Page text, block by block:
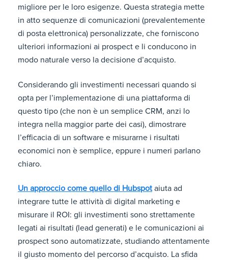
migliore per le loro esigenze. Questa strategia mette
in atto sequenze di comunicazioni (prevalentemente
di posta elettronica) personalizzate, che forniscono
ulteriori informazioni ai prospect e li conducono in
modo naturale verso la decisione d’acquisto.
Considerando gli investimenti necessari quando si
opta per l’implementazione di una piattaforma di
questo tipo (che non è un semplice CRM, anzi lo
integra nella maggior parte dei casi), dimostrare
l’efficacia di un software e misurarne i risultati
economici non è semplice, eppure i numeri parlano
chiaro.
Un approccio come quello di Hubspotaiuta ad
integrare tutte le attività di digital marketing e
misurare il ROI: gli investimenti sono strettamente
legati ai risultati (lead generati) e le comunicazioni ai
prospect sono automatizzate, studiando attentamente
il giusto momento del percorso d’acquisto. La sfida